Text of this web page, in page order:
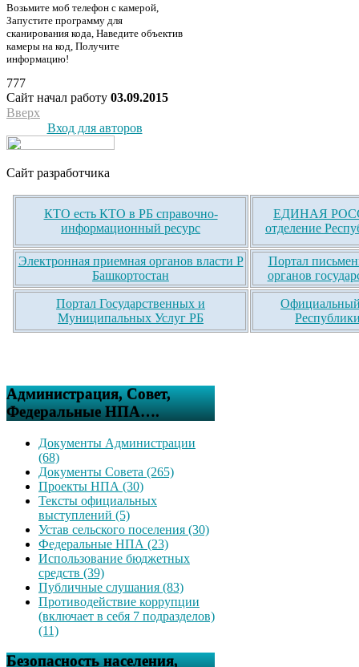
Возьмите моб телефон с камерой,
Запустите программу для
сканирования кода, Наведите объектив
камеры на код, Получите
информацию!
777
Сайт начал работу 03.09.2015
Вверх
Вход для авторов
Сайт разработчика
КТО есть КТО в РБ справочно-
информационный ресурс
ЕДИНАЯ
отделение
Электронная приемная органов власти Р
Башкортостан
Портал
органов
Портал Государственных и
Муниципальных Услуг РБ
Официальный
Администрация, Совет,
Федеральные НПА….
Документы Администрации
(68)
Документы Совета (265)
Проекты НПА (30)
Тексты официальных
выступлений (5)
Устав сельского поселения (30)
Федеральные НПА (23)
Использование бюджетных
средств (39)
Публичные слушания (83)
Противодействие коррупции
(включает в себя 7 подразделов)
(11)
Безопасность населения,